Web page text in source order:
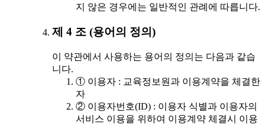
지 않은 경우에는 일반적인 관례에 따릅니다.
제 4 조 (용어의 정의)
이 약관에서 사용하는 용어의 정의는 다음과 같습
니다.
① 이용자 : 교육정보원과 이용계약을 체결한
자
② 이용자번호(ID) : 이용자 식별과 이용자의
서비스 이용을 위하여 이용계약 체결시 이용